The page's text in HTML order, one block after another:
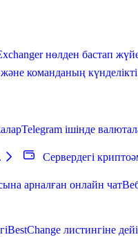
нөлден бастап
команданың
Telegram ішінде
Сервердегі
арналған онлайн чат
BestChange листингіне